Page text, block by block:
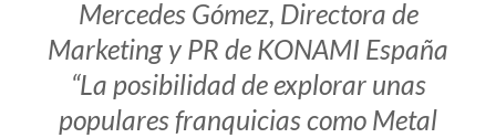
Mercedes Gómez, Directora de
Marketing y PR de KONAMI España
“La posibilidad de explorar unas
populares franquicias como Metal